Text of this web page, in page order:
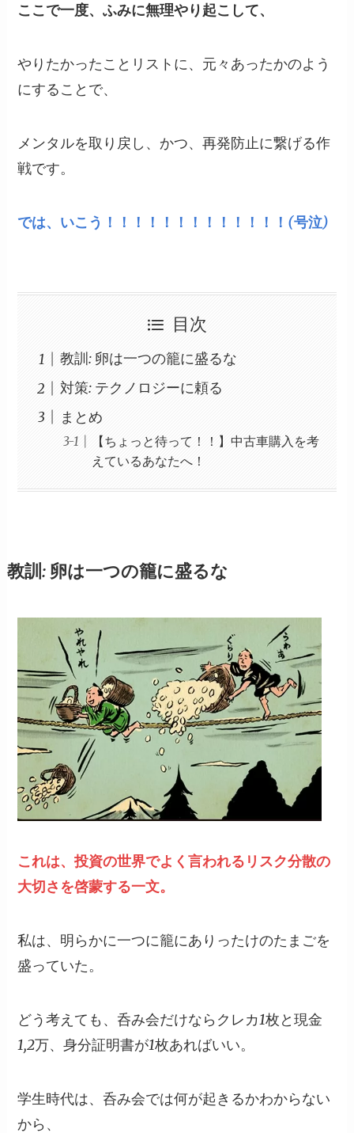
ここで一度、ふみに無理やり起こして、
やりたかったことリストに、元々あったかのよう
にすることで、
メンタルを取り戻し、かつ、再発防止に繋げる作
戦です。
では、いこう！！！！！！！！！！！！！(号泣)
目次
教訓: 卵は一つの籠に盛るな
対策: テクノロジーに頼る
まとめ
【ちょっと待って！！】中古車購入を考
えているあなたへ！
教訓:卵は一つの籠に盛るな
これは、投資の世界でよく言われるリスク分散の
大切さを啓蒙する一文。
私は、明らかに一つに籠にありったけのたまごを
盛っていた。
どう考えても、呑み会だけならクレカ1枚と現金
1,2万、身分証明書が1枚あればいい。
学生時代は、呑み会では何が起きるかわからない
から、